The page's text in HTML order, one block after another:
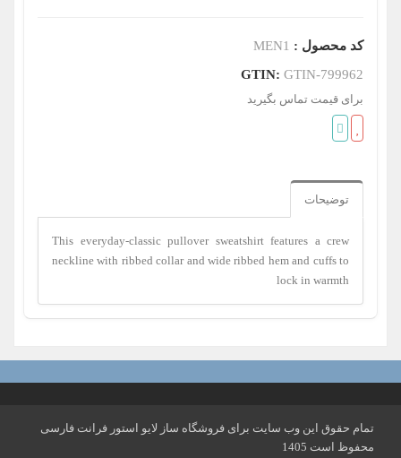
کد محصول : MEN1
GTIN: GTIN-799962
برای قیمت تماس بگیرید
توضیحات
This everyday-classic pullover sweatshirt features a crew
neckline with ribbed collar and wide ribbed hem and cuffs to
lock in warmth
تمام حقوق این وب سایت برای فروشگاه ساز لایو استور فرانت فارسی
محفوظ است 1405